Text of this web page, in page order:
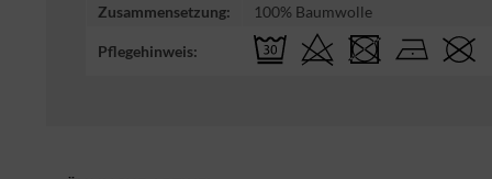
Zusammensetzung:
100% Baumwolle
Pflegehinweis: